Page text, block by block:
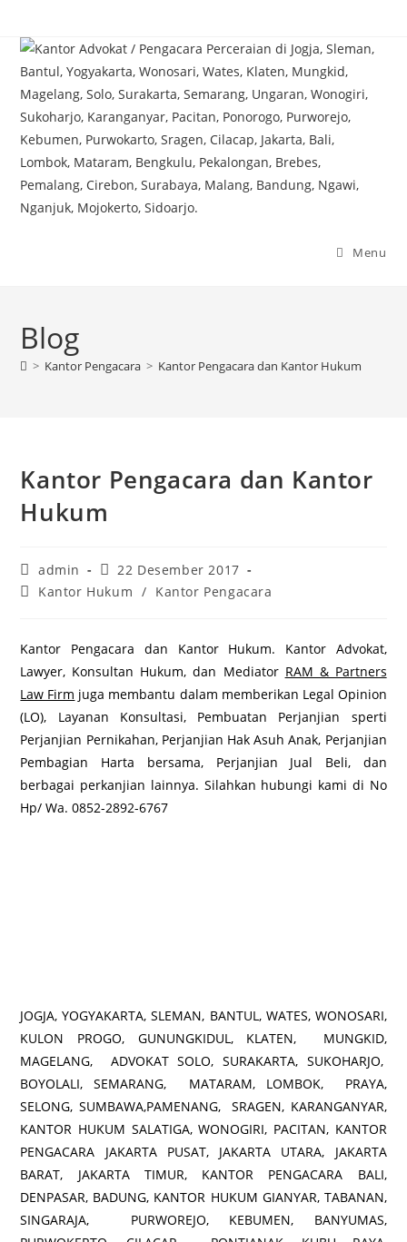
content
Menu
Blog
> Kantor Pengacara > Kantor Pengacara dan Kantor Hukum
Kantor Pengacara dan Kantor
Hukum
Post
author:
admin
Post
published:
22 Desember 2017
PostKantor Hukum / Kantor Pengacara
Kantor Pengacara dan Kantor Hukum. Kantor Advokat,
Lawyer, Konsultan Hukum, dan Mediator RAM & Partners
Law Firm juga membantu dalam memberikan Legal Opinion
(LO), Layanan Konsultasi, Pembuatan Perjanjian sperti
Perjanjian Pernikahan, Perjanjian Hak Asuh Anak, Perjanjian
Pembagian Harta bersama, Perjanjian Jual Beli, dan
berbagai perkanjian lainnya. Silahkan hubungi kami di No
Hp/ Wa. 0852-2892-6767
JOGJA, YOGYAKARTA, SLEMAN, BANTUL, WATES, WONOSARI,
KULON PROGO, GUNUNGKIDUL, KLATEN, MUNGKID,
MAGELANG, ADVOKAT SOLO, SURAKARTA, SUKOHARJO,
BOYOLALI, SEMARANG, MATARAM, LOMBOK, PRAYA,
SELONG, SUMBAWA,PAMENANG, SRAGEN, KARANGANYAR,
KANTOR HUKUM SALATIGA, WONOGIRI, PACITAN, KANTOR
PENGACARA JAKARTA PUSAT, JAKARTA UTARA, JAKARTA
BARAT, JAKARTA TIMUR, KANTOR PENGACARA BALI,
DENPASAR, BADUNG, KANTOR HUKUM GIANYAR, TABANAN,
SINGARAJA, PURWOREJO, KEBUMEN, BANYUMAS,